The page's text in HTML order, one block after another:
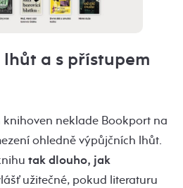
a s přístupem
neklade Bookport na
ohledně výpůjčních lhůt.
tak dlouho, jak
užitečné, pokud literaturu